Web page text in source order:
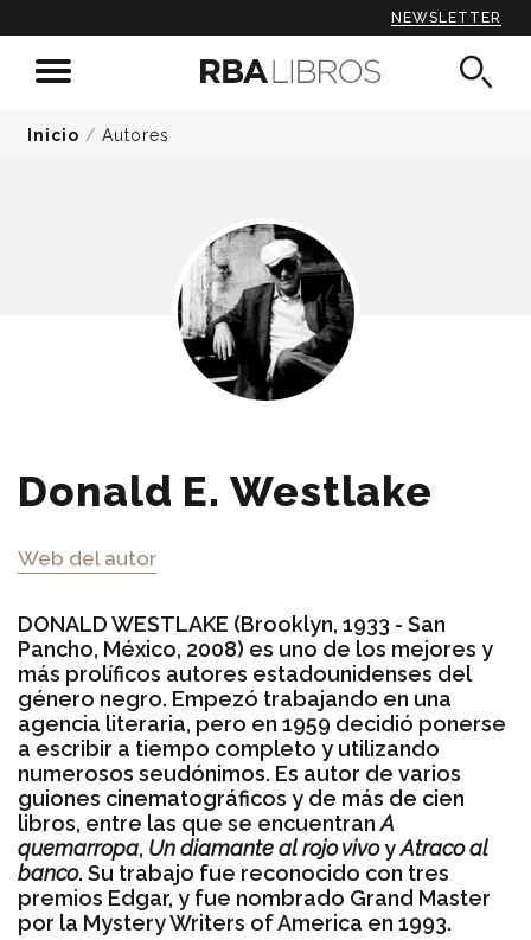
NEWSLETTER
Inicio / Autores
Donald E. Westlake
Web del autor
DONALD WESTLAKE (Brooklyn, 1933 - San
Pancho, México, 2008) es uno de los mejores y
más prolíficos autores estadounidenses del
género negro. Empezó trabajando en una
agencia literaria, pero en 1959 decidió ponerse
a escribir a tiempo completo y utilizando
numerosos seudónimos. Es autor de varios
guiones cinematográficos y de más de cien
libros, entre las que se encuentranA
quemarropa, Un diamante al rojo vivoyAtraco al
banco. Su trabajo fue reconocido con tres
premios Edgar, y fue nombrado Grand Master
por la Mystery Writers of America en 1993.